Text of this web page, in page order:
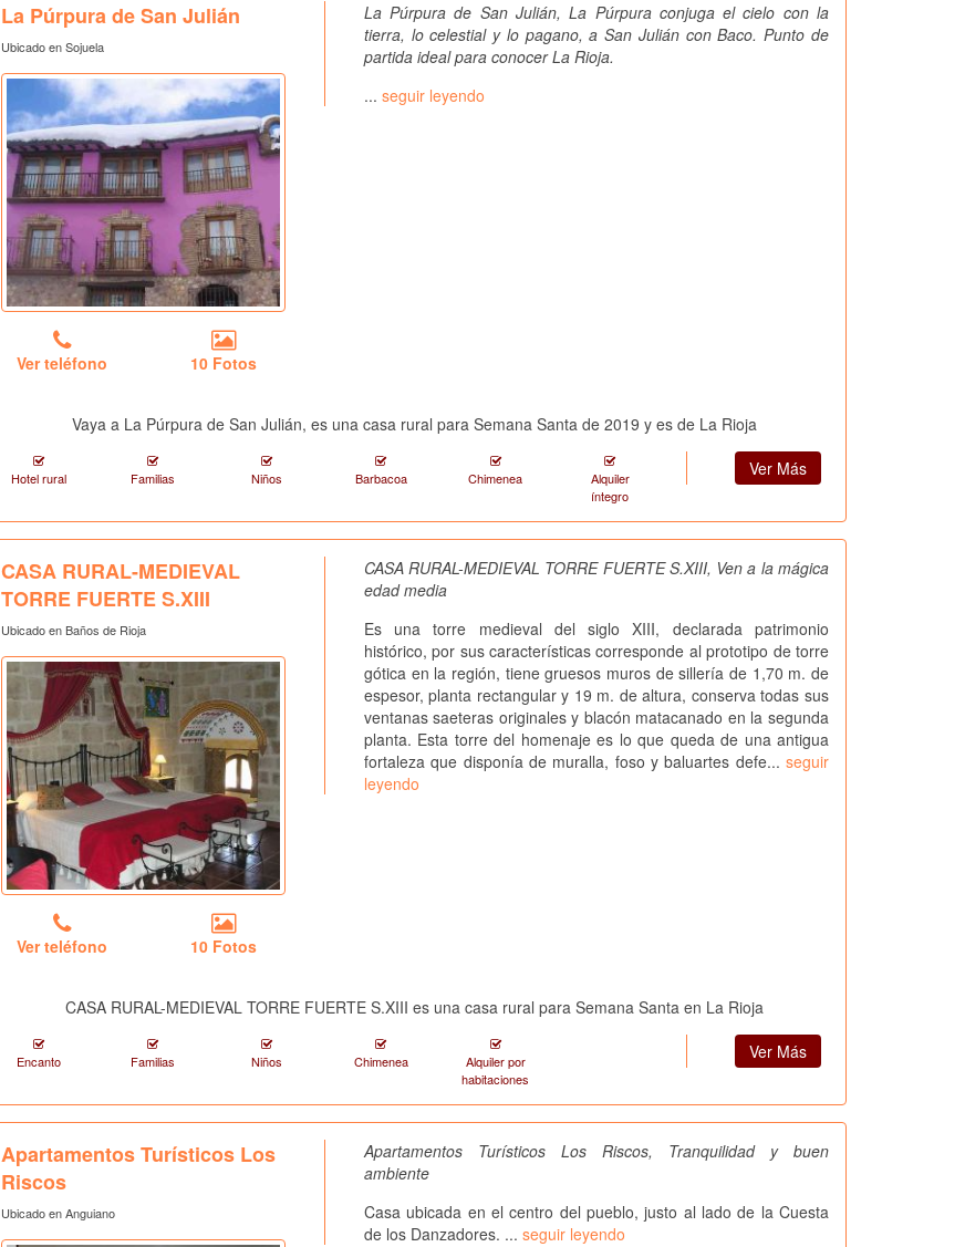
La Púrpura de San Julián
Ubicado en Sojuela
Ver teléfono 10 Fotos
La Púrpura de San Julián, La Púrpura conjuga el cielo con la
tierra, lo celestial y lo pagano, a San Julián con Baco. Punto de
partida ideal para conocer La Rioja.
... seguir leyendo
Vaya a La Púrpura de San Julián, es una casa rural para Semana Santa de 2019 y es de La Rioja
Hotel rural Familias Niños Barbacoa Chimenea
Alquiler
íntegro
Ver Más
CASA RURAL-MEDIEVAL
TORRE FUERTE S.XIII
Ubicado en Baños de Rioja
Ver teléfono 10 Fotos
CASA RURAL-MEDIEVAL TORRE FUERTE S.XIII, Ven a la mágica
edad media
Es una torre medieval del siglo XIII, declarada patrimonio
histórico, por sus características corresponde al prototipo de torre
gótica en la región, tiene gruesos muros de sillería de 1,70 m. de
espesor, planta rectangular y 19 m. de altura, conserva todas sus
ventanas saeteras originales y blacón matacanado en la segunda
planta. Esta torre del homenaje es lo que queda de una antigua
fortaleza que disponía de muralla, foso y baluartes defe... seguir
leyendo
CASA RURAL-MEDIEVAL TORRE FUERTE S.XIII es una casa rural para Semana Santa en La Rioja
Encanto Familias Niños Chimenea
Alquiler por
habitaciones
Ver Más
Apartamentos Turísticos Los
Riscos
Ubicado en Anguiano
Apartamentos Turísticos Los Riscos, Tranquilidad y buen
ambiente
Casa ubicada en el centro del pueblo, justo al lado de la Cuesta
de los Danzadores. ... seguir leyendo